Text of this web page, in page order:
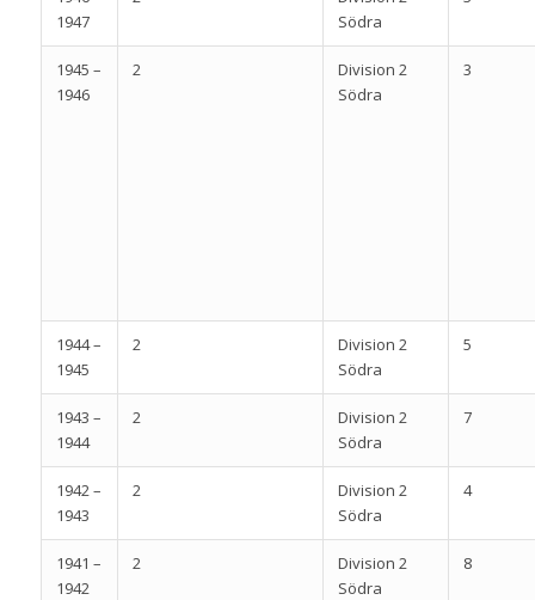
1947
Södra
1945 –
1946
2
Division 2
Södra
3
1944 –
1945
2
Division 2
Södra
5
1943 –
1944
2
Division 2
Södra
7
1942 –
1943
2
Division 2
Södra
4
1941 –
1942
2
Division 2
Södra
8